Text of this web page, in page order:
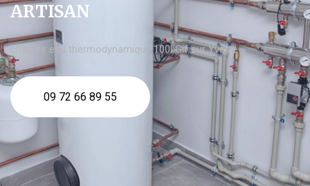
ARTISAN
chauffe eau thermodynamique 100l Gif sur Yvette
09 72 66 89 55